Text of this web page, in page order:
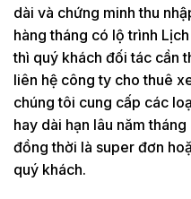
dài và chứng minh thu
hàng tháng có lộ trình
thì quý khách đối tác cần
liên hệ công ty cho thuê
chúng tôi cung cấp các
hay dài hạn lâu năm
đồng thời là super đơn
quý khách.